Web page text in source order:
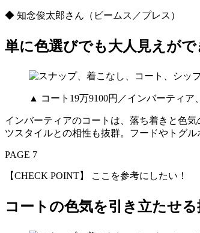
◆ 知念俊太郎さん（ビームス／プレス）
単に色選びでも大人見えが
▲ コート19万9100円／インバーティ
インバーティアのコートは、落ち着きと色
ツスタイルとの相性も抜群。フードやトグ
PAGE 7
【CHECK POINT】 ここを参考にしたい！
コートの色気を引き立たせ